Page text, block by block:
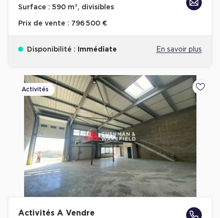
Surface : 590 m², divisibles
Prix de vente : 796 500 €
Disponibilité : Immédiate En savoir plus
Activités
Activités A Vendre